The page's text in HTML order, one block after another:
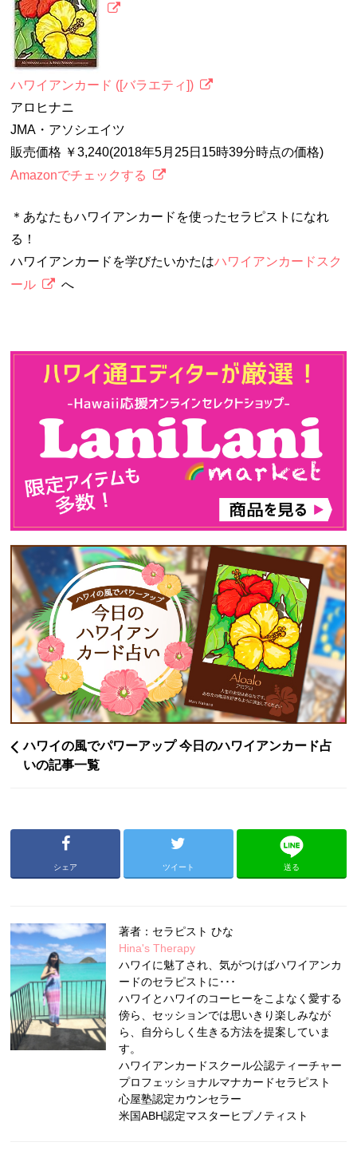
ハワイアンカード ([バラエティ])
アロヒナニ
JMA・アソシエイツ
販売価格 ￥3,240(2018年5月25日15時39分時点の価格)
Amazonでチェックする
＊あなたもハワイアンカードを使ったセラピストになれ
る！
ハワイアンカードを学びたいかたはハワイアンカードスク
ール
へ
ハワイの風でパワーアップ 今日のハワイアンカード占
いの記事一覧
シェア ツイート 送る
著者：セラピスト ひな
Hina's Therapy
ハワイに魅了され、気がつけばハワイアンカ
ードのセラピストに･･･
ハワイとハワイのコーヒーをこよなく愛する
傍ら、セッションでは思いきり楽しみなが
ら、自分らしく生きる方法を提案していま
す。
ハワイアンカードスクール公認ティーチャー
プロフェッショナルマナカードセラピスト
心屋塾認定カウンセラー
米国ABH認定マスターヒプノティスト